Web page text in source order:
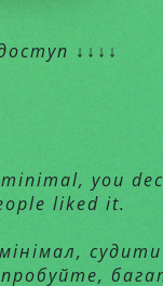
↓↓↓↓
you
liked it.